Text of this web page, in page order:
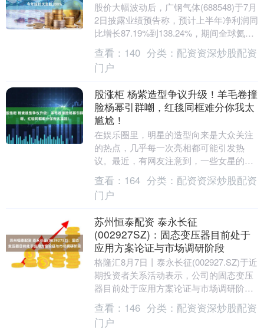
股价大幅波动后，广钢气体(688548)于7月
2日披露业绩预告称，预计上半年净利润同
比增长87.19%到138.24%，期间全球氦气
价格上涨。 据广钢气体财务部....
查看： 140 分类： 配资资深炒股配资
门户
股涨柜 杨紫造型争议升级！羊毛卷撞
脸杨幂引群嘲，红毯同框难分你我太
尴尬！
在娱乐圈里，明星的造型向来是大众关注
的热点，几乎每一次亮相都可能引发热
议。最近，有网友注意到，一些女星的造
型风格出现了惊人的相似之处，其中关于
杨紫造型似乎借鉴了....
查看： 164 分类： 配资资深炒股配资
门户
苏州恒泰配资 泰永长征
(002927SZ)：固态变压器目前处于
应用方案论证与市场调研阶段
格隆汇8月7日丨泰永长征(002927.SZ)于近
期投资者关系活动表示，公司的固态变压
器目前处于应用方案论证与市场调研阶
段，移相变压器在研发样机阶段。固态变
压器....
查看： 146 分类： 配资资深炒股配资
门户